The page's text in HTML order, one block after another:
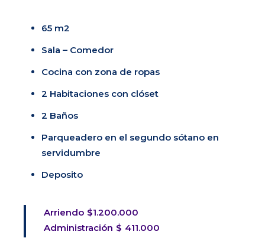
65 m2
Sala – Comedor
Cocina con zona de ropas
2 Habitaciones con clóset
2 Baños
Parqueadero en el segundo sótano en
servidumbre
Deposito
Arriendo $1.200.000
Administración $ 411.000